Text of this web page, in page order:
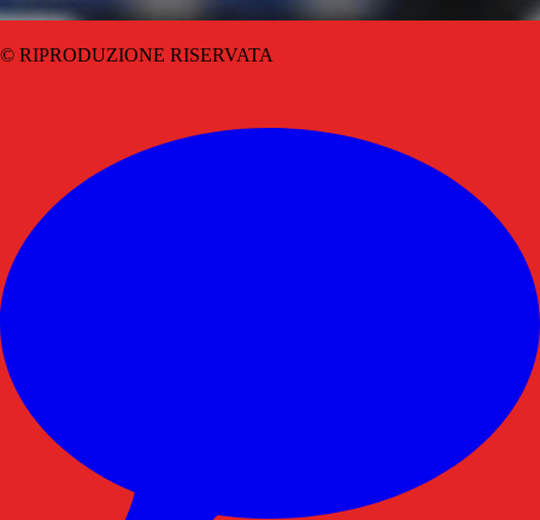
© RIPRODUZIONE RISERVATA